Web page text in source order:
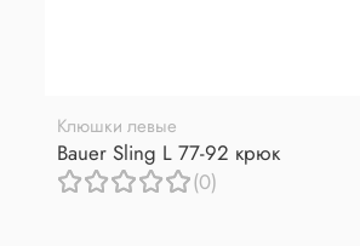
Клюшки левые
Bauer Sling L 77-92 крюк
(0)